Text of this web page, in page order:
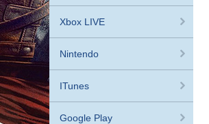
Xbox LIVE
Nintendo
ITunes
Google Play